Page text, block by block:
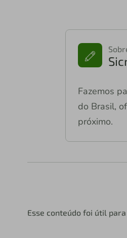
Fazemos
do Brasil,
próximo.
Esse conteúdo foi útil